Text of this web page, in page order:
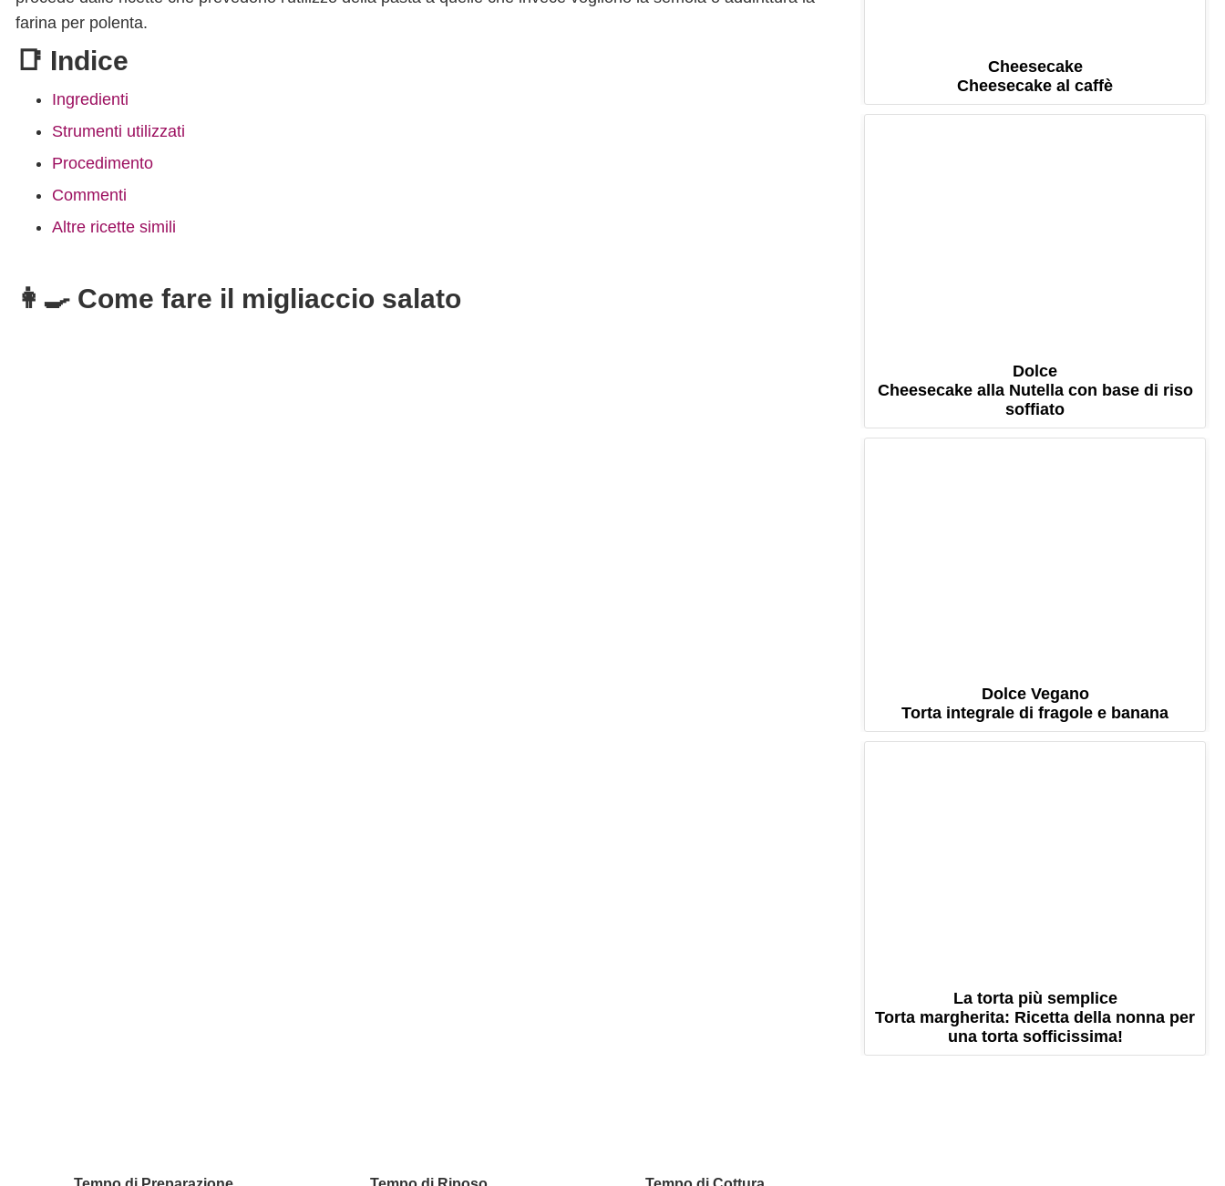
farina per polenta.
📑 Indice
Ingredienti
Strumenti utilizzati
Procedimento
Commenti
Altre ricette simili
👩‍🍳 Come fare il migliaccio salato
Cheesecake
Cheesecake al caffè
Dolce
Cheesecake alla Nutella con base di riso
soffiato
Dolce Vegano
Torta integrale di fragole e banana
La torta più semplice
Torta margherita: Ricetta della nonna per
una torta sofficissima!